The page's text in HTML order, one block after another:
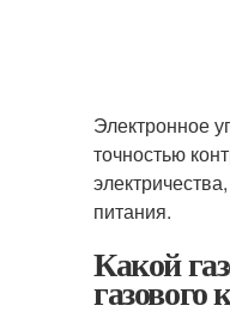
Электронное
точностью
питания.
Какой
газового